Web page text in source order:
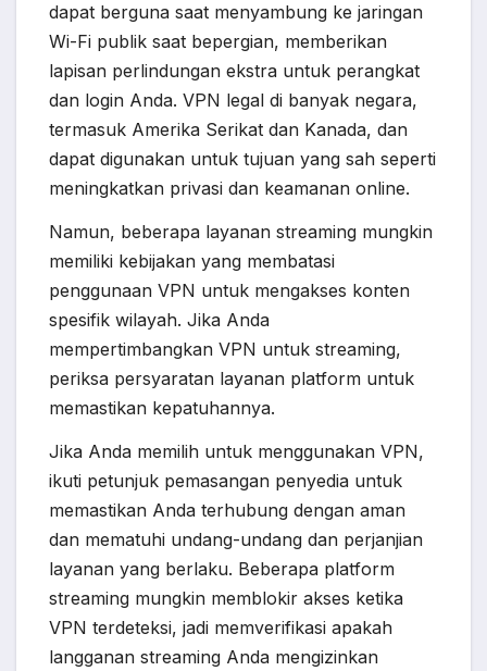
dapat berguna saat menyambung ke jaringan
Wi-Fi publik saat bepergian, memberikan
lapisan perlindungan ekstra untuk perangkat
dan login Anda. VPN legal di banyak negara,
termasuk Amerika Serikat dan Kanada, dan
dapat digunakan untuk tujuan yang sah seperti
meningkatkan privasi dan keamanan online.
Namun, beberapa layanan streaming mungkin
memiliki kebijakan yang membatasi
penggunaan VPN untuk mengakses konten
spesifik wilayah. Jika Anda
mempertimbangkan VPN untuk streaming,
periksa persyaratan layanan platform untuk
memastikan kepatuhannya.
Jika Anda memilih untuk menggunakan VPN,
ikuti petunjuk pemasangan penyedia untuk
memastikan Anda terhubung dengan aman
dan mematuhi undang-undang dan perjanjian
layanan yang berlaku. Beberapa platform
streaming mungkin memblokir akses ketika
VPN terdeteksi, jadi memverifikasi apakah
langganan streaming Anda mengizinkan